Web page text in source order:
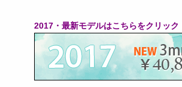
2017・最新モデルはこちらをクリック